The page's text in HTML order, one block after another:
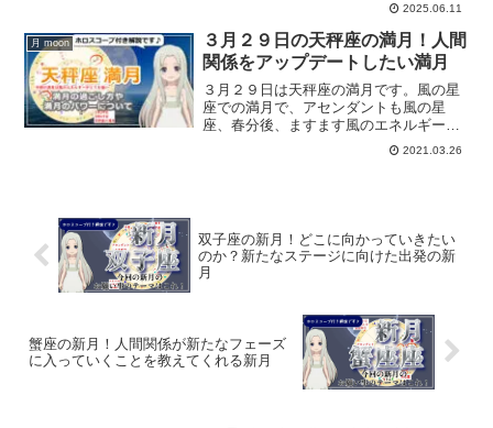
2025.06.11
月 moon
３月２９日の天秤座の満月！人間
関係をアップデートしたい満月
３月２９日は天秤座の満月です。風の星
座での満月で、アセンダントも風の星
座、春分後、ますます風のエネルギー感
が強まっている満月です。満月の過ごし
方、天秤座の満月のパワーについてホロ
2021.03.26
双子座の新月！どこに向かっていきたい
のか？新たなステージに向けた出発の新
月
蟹座の新月！人間関係が新たなフェーズ
に入っていくことを教えてくれる新月